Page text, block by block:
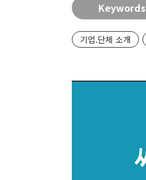
Keywords
기업.단체 소개